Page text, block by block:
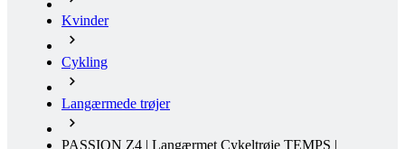
Langærmede trøjer
PASSION Z4 | Langærmet Cykeltrøje TEMPS |
Emerald Green | DAME
Forår/efterår